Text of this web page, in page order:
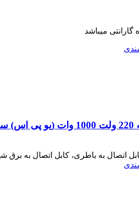
اتصال به باطری، کابل اتصال به